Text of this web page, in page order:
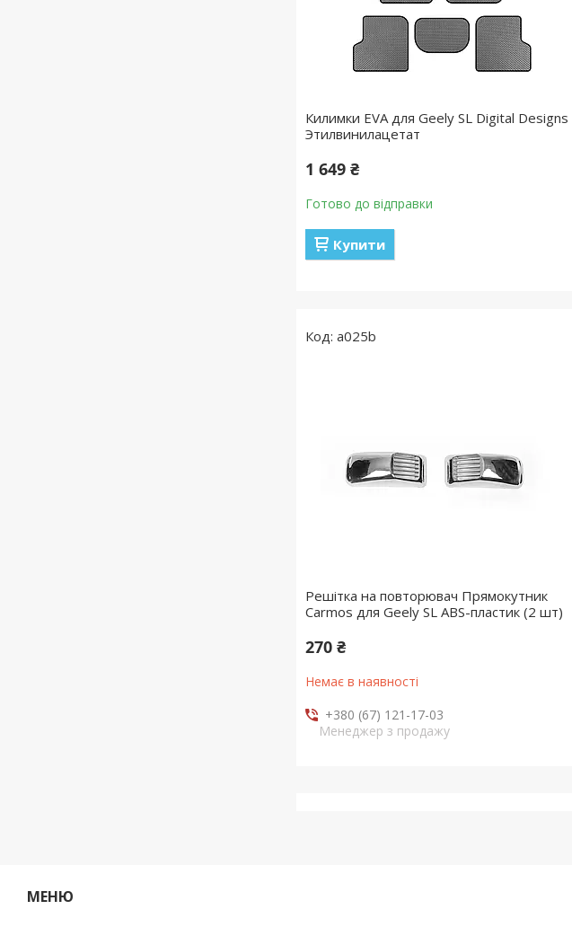
Килимки EVA для Geely SL Digital Designs
Этилвинилацетат
1 649 ₴
Готово до відправки
Купити
a025b
Решітка на повторювач Прямокутник
Carmos для Geely SL ABS-пластик (2 шт)
270 ₴
Немає в наявності
+380 (67) 121-17-03
Менеджер з продажу
МЕНЮ